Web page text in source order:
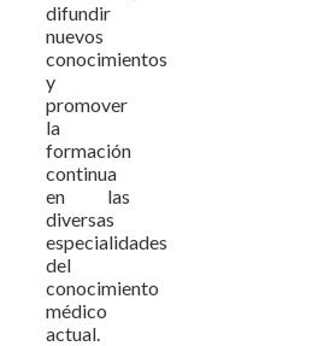
difundir
nuevos
conocimientos
y
promover
la
formación
continua
en las
diversas
especialidades
del
conocimiento
médico
actual.